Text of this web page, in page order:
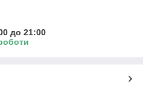
до 21:00